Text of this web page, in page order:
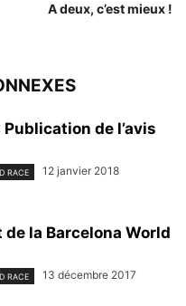
A deux, c’est mieux !
Publication de l’avis
RACE 12 janvier 2018
de la Barcelona World
RACE 13 décembre 2017